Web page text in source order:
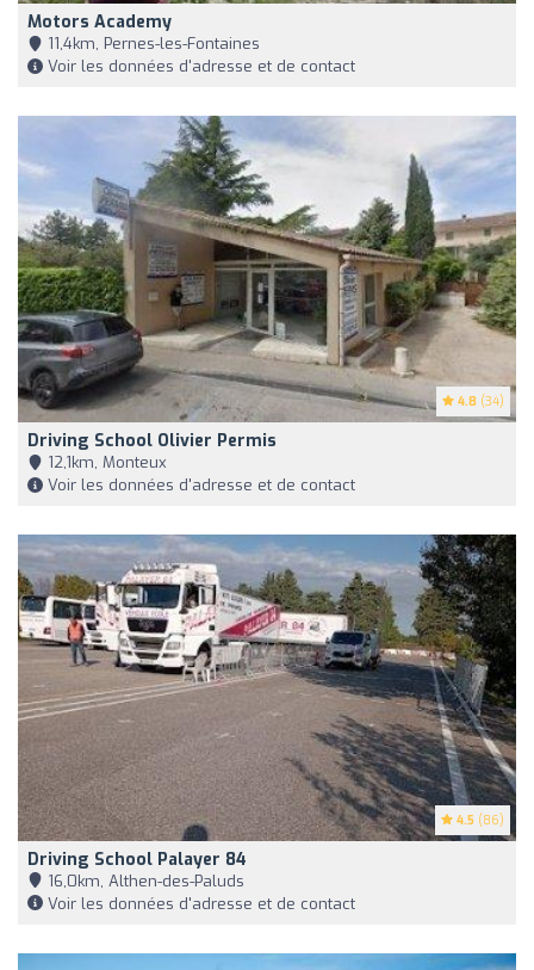
Motors Academy
11,4km, Pernes-les-Fontaines
Voir les données d'adresse et de contact
4.8 (34)
Driving School Olivier Permis
12,1km, Monteux
Voir les données d'adresse et de contact
4.5 (86)
Driving School Palayer 84
16,0km, Althen-des-Paluds
Voir les données d'adresse et de contact